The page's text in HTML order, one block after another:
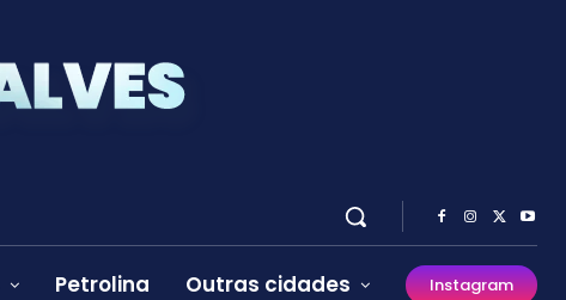
Petrolina Outras cidades Instagram